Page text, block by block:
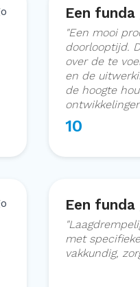
Een
"Een mooi
doorlooptijd.
over de te
en de
de hoogte
10
Een
"
met
vakkundig,